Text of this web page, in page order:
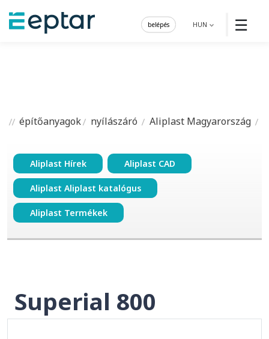
☰
HUN
belépés
építőanyagok nyílászáró Aliplast Magyarország
Aliplast Hírek Aliplast CAD
Aliplast Aliplast katalógus
Aliplast Termékek
Superial 800